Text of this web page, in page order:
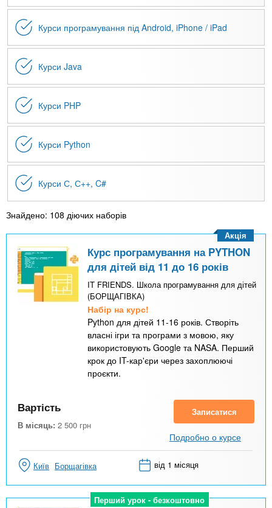
Курси програмування під Android, iPhone / iPad
Курси Java
Курси PHP
Курси Python
Курси С, С++, C#
Знайдено: 108 діючих наборів
Курс програмування на PYTHON
для дітей від 11 до 16 років
IT FRIENDS. Школа програмування для дітей
(БОРЩАГІВКА)
Набір на курс!
Python для дітей 11-16 років. Створіть
власні ігри та програми з мовою, яку
використовують Google та NASA. Перший
крок до IT-кар'єри через захоплюючі
проєкти.
Акція
Вартість
В місяць: 2 500 грн
Записатися
Подробно о курсе
Київ Борщагівка від 1 місяця
Перший урок - безкоштовно
Перший урок - безкоштовно